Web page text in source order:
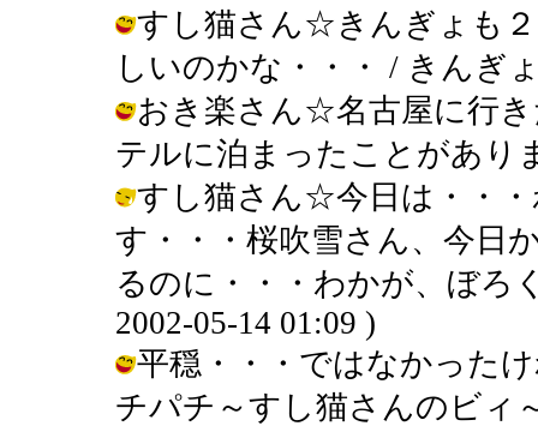
すし猫さん☆きんぎょも
しいのかな・・・ / きんぎ
おき楽さん☆名古屋に行
テルに泊まったことがあり
すし猫さん☆今日は・・
す・・・桜吹雪さん、今日
るのに・・・わかが、ぼろ
2002-05-14 01:09 )
平穏・・・ではなかった
チパチ～すし猫さんのビィ